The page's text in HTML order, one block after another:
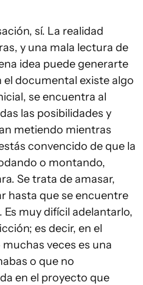
sí. La realidad
y una mala lectura de
idea puede generarte
el documental existe algo
se encuentra al
las posibilidades y
metiendo mientras
convencido de que la
o montando,
Se trata de amasar,
hasta que se encuentre
muy difícil adelantarlo,
es decir, en el
veces es una
o que no
en el proyecto que